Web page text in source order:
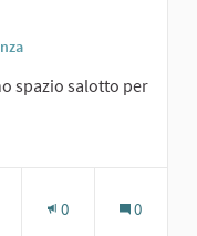
spazio salotto per
0 0